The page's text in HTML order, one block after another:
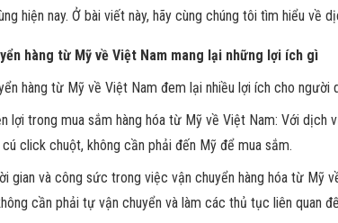
hiện nay. Ở bài viết này, hãy cùng chúng tôi tìm hiểu về
hàng từ Mỹ về Việt Nam mang lại những lợi ích gì
hàng từ Mỹ về Việt Nam đem lại nhiều lợi ích cho người
lợi trong mua sắm hàng hóa từ Mỹ về Việt Nam: Với
click chuột, không cần phải đến Mỹ để mua sắm.
gian và công sức trong việc vận chuyển hàng hóa từ Mỹ
cần phải tự vận chuyển và làm các thủ tục liên quan